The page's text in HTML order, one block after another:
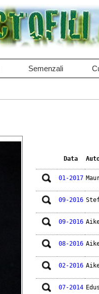
Semenzali
Data
01-2017
09-2016
09-2016
08-2016
02-2016
07-2014 Edus